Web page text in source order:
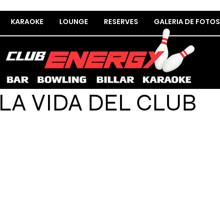
KARAOKE LOUNGE RESERVES GALERIA DE FOTOS
LA VIDA DEL CLUB